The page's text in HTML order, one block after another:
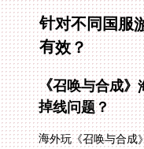
针对不同国服
有效？
《召唤与合成
掉线问题？
海外玩《召唤与合成
操作延迟。我之前用